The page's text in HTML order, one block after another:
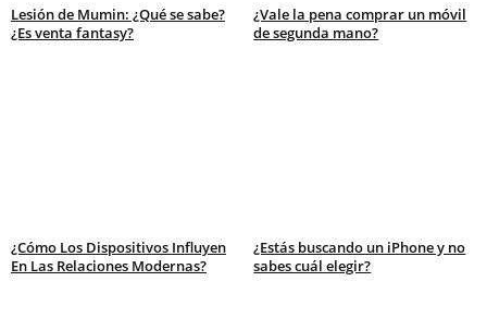
Lesión de Mumin: ¿Qué se sabe?
¿Es venta fantasy?
¿Vale la pena comprar un móvil
de segunda mano?
¿Cómo Los Dispositivos Influyen
En Las Relaciones Modernas?
¿Estás buscando un iPhone y no
sabes cuál elegir?